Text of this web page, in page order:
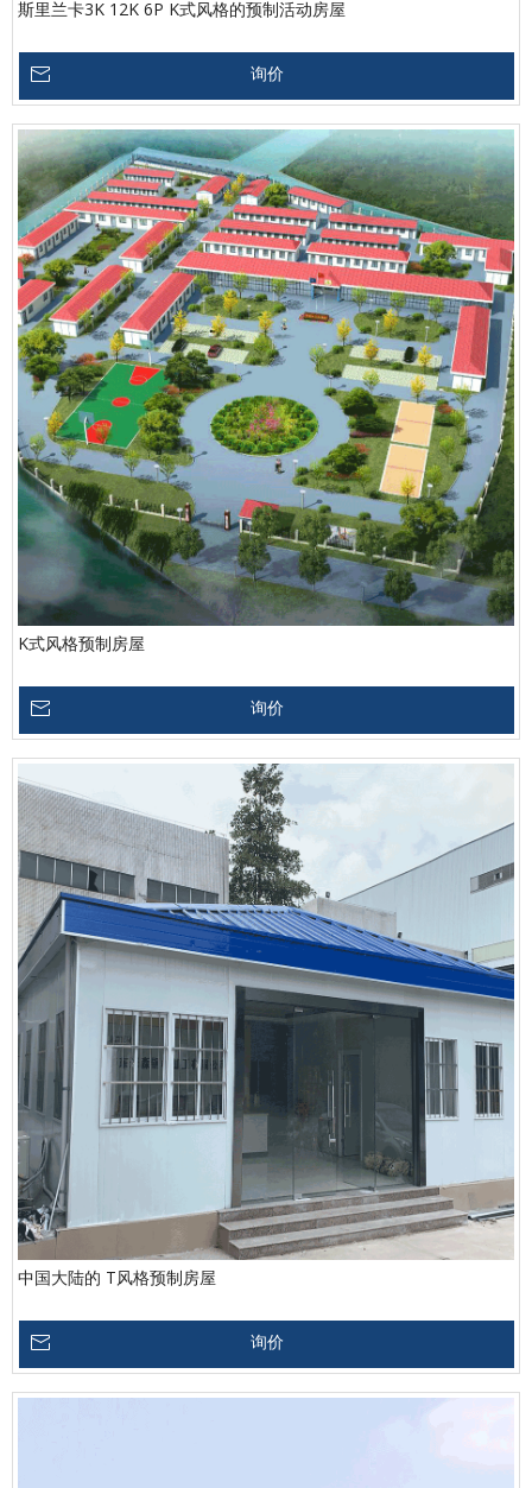
斯里兰卡3K 12K 6P K式风格的预制活动房屋
询价
K式风格预制房屋
询价
中国大陆的 T风格预制房屋
询价